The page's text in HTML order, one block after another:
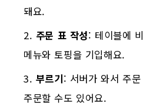
돼요.
주문 표 작성: 테이블에
메뉴와 토핑을 기입해요.
부르기: 서버가 와서 주
주문할 수도 있어요.